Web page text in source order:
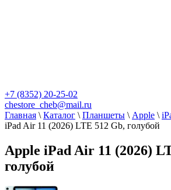
+7 (8352) 20-25-02
chestore_cheb@mail.ru
Главная \ Каталог \ Планшеты \ Apple \
iPad Air 11 (2026) LTE 512 Gb, голубой
Apple iPad Air 11 (2026)
голубой